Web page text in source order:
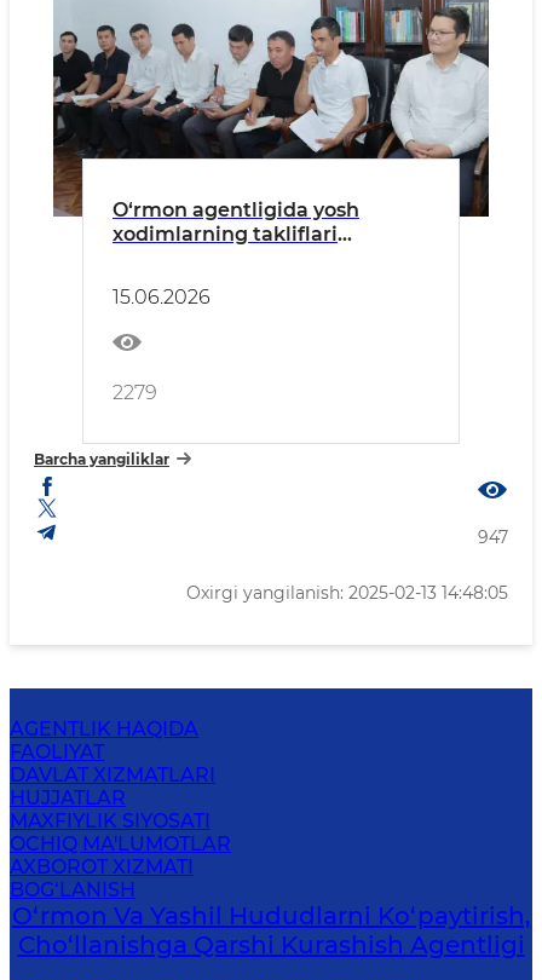
O‘rmon agentligida yosh
xodimlarning takliflari
15.06.2026
2279
Barcha yangiliklar
947
Oxirgi yangilanish: 2025-02-13 14:48:05
AGENTLIK HAQIDA
FAOLIYAT
DAVLAT XIZMATLARI
HUJJATLAR
MAXFIYLIK SIYOSATI
OCHIQ MA'LUMOTLAR
AXBOROT XIZMATI
BOG‘LANISH
O‘rmon Va Yashil Hududlarni Ko‘paytirish,
Cho‘llanishga Qarshi Kurashish Agentligi